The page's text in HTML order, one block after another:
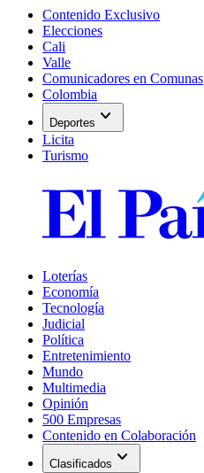
Contenido Exclusivo
Elecciones
Cali
Valle
Comunicadores en Comunas
Colombia
Deportes expand_more
Licita
Turismo
Loterías
Economía
Tecnología
Judicial
Política
Entretenimiento
Mundo
Multimedia
Opinión
500 Empresas
Contenido en Colaboración
Clasificados expand_more